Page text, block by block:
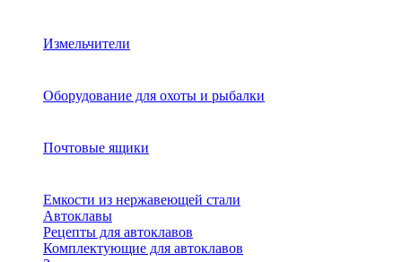
Измельчители
Оборудование для охоты и рыбалки
Почтовые ящики
Емкости из нержавеющей стали
Автоклавы
Рецепты для автоклавов
Комплектующие для автоклавов